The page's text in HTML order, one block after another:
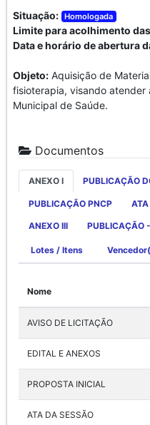
Situação: Homologada
Limite para acolhimento
Data e horário de abertura
Objeto: Aquisição de
fisioterapia, visando atender
Municipal de Saúde.
Documentos
ANEXO I PUBLICAÇÃO
PUBLICAÇÃO PNCP ATA
ANEXO III PUBLICAÇÃO
Lotes / Itens
Nome
AVISO DE LICITAÇÃO
EDITAL E ANEXOS
PROPOSTA INICIAL
ATA DA SESSÃO